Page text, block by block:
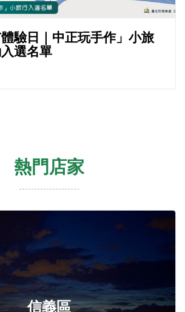
體驗日｜中正玩手作」小旅
選名單
熱門店家
信義區